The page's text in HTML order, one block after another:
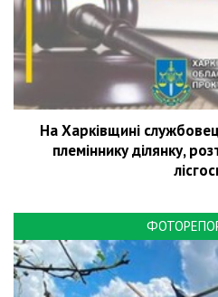
На Харківщині
племіннику ділянку,